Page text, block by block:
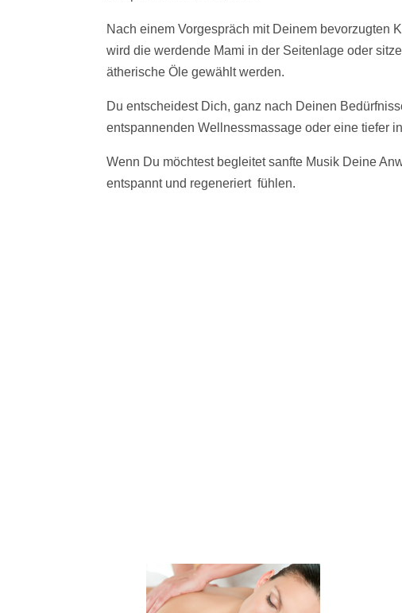
Nach einem Vorgespräch mit Deinem bevorzugten
wird die werdende Mami in der Seitenlage oder
ätherische Öle gewählt werden.
Du entscheidest Dich, ganz nach Deinen
entspannenden Wellnessmassage oder eine tiefer
Wenn Du möchtest begleitet sanfte Musik Deine
entspannt und regeneriert fühlen.